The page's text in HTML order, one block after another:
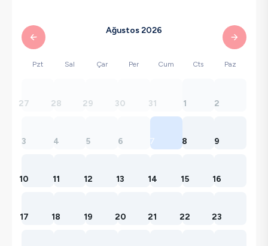
Ağustos 2026
Pzt Sal Çar Per Cum Cts Paz
27 28 29 30 31 1 2
3 4 5 6 7 8 9
10 11 12 13 14 15 16
17 18 19 20 21 22 23